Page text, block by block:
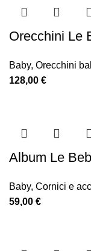
Orecchini Le
Baby, Orecchini
128,00 €
Album Le
Baby, Cornici e
59,00 €